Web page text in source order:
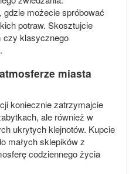
gdzie możecie spróbować
potraw. Skosztujcie
czy klasycznego
miasta
koniecznie zatrzymajcie
ale również w
ukrytych klejnotów. Kupcie
małych sklepików z
codziennego życia